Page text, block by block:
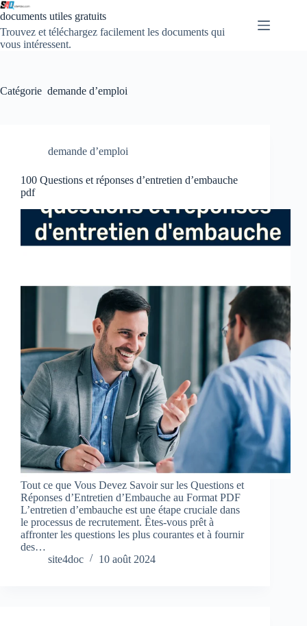
Passer
au
contenu
documents utiles gratuits
Trouvez et téléchargez facilement les documents qui
vous intéressent.
Catégorie demande d’emploi
demande d’emploi
100 Questions et réponses d’entretien d’embauche
pdf
Tout ce que Vous Devez Savoir sur les Questions et
Réponses d’Entretien d’Embauche au Format PDF
L’entretien d’embauche est une étape cruciale dans
le processus de recrutement. Êtes-vous prêt à
affronter les questions les plus courantes et à fournir
des…
site4doc
10 août 2024